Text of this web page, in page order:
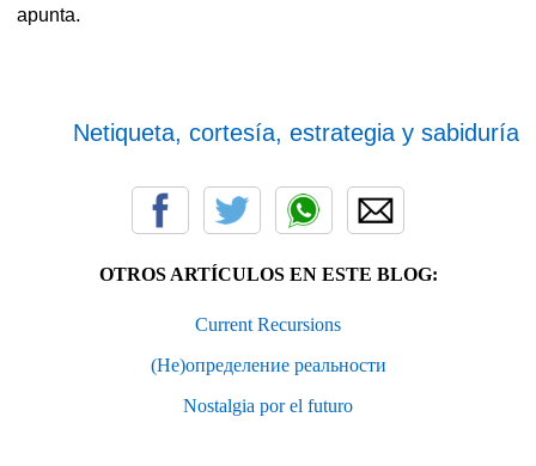
apunta.
Netiqueta, cortesía, estrategia y sabiduría
OTROS ARTÍCULOS EN ESTE BLOG:
Current Recursions
(Не)определение реальности
Nostalgia por el futuro